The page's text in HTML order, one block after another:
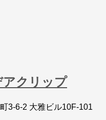
アクリップ
3-6-2 大雅ビル10F-101